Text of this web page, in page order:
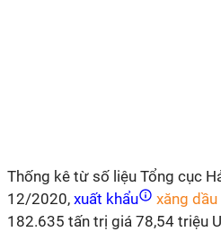
Thống kê từ số liệu Tổng cục
12/2020, xuất khẩu xăng dầu
182.635 tấn trị giá 78,54 triệu